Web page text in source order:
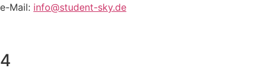
e-Mail: info@student-sky.de
4